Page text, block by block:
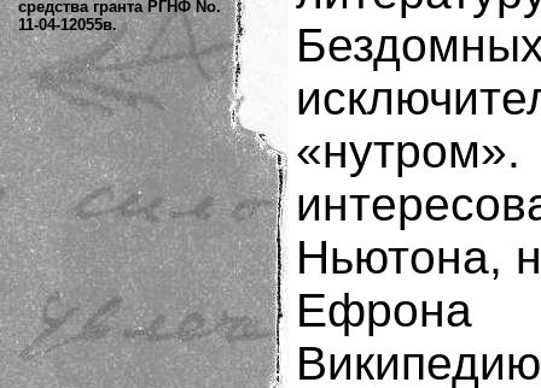
средства гранта РГНФ No.
11-04-12055в.
Ньютона,